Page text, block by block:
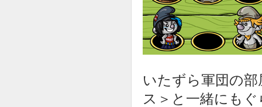
いたずら軍団の
ス＞と一緒にも